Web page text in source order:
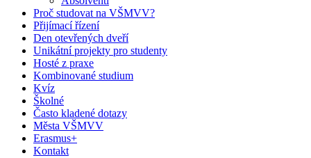
Proč studovat na VŠMVV?
Přijímací řízení
Den otevřených dveří
Unikátní projekty pro studenty
Hosté z praxe
Kombinované studium
Kvíz
Školné
Často kladené dotazy
Města VŠMVV
Erasmus+
Kontakt